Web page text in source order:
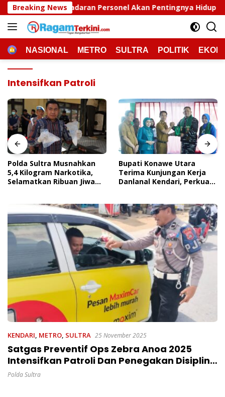
Langsung
ke
konten
Breaking News
Personel Akan Pentingnya Hidup Sehat Polda
HOMENASIONAL METRO SULTRA POLITIK
Intensifkan Patroli
Polda Sultra Musnahkan
5,4 Kilogram Narkotika,
Selamatkan Ribuan Jiwa
Bupati Konawe Utara
Terima Kunjungan Kerja
Danlanal Kendari, Perkuat
KENDARI, METRO, SULTRA 25 November 2025
Satgas Preventif Ops Zebra Anoa 2025
Intensifkan Patroli Dan Penegakan Disiplin
Berlalu Lintas Di Kota Kendari
Polda Sultra